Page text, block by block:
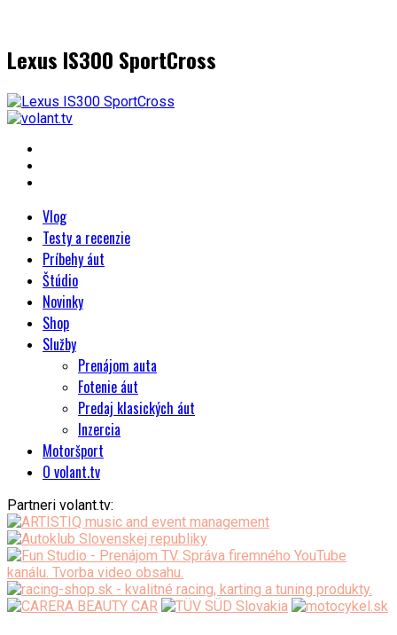
Lexus IS300 SportCross
Vlog
Testy a recenzie
Príbehy áut
Štúdio
Novinky
Shop
Služby
Prenájom auta
Fotenie áut
Predaj klasických áut
Inzercia
Motoršport
O volant.tv
Partneri volant.tv: